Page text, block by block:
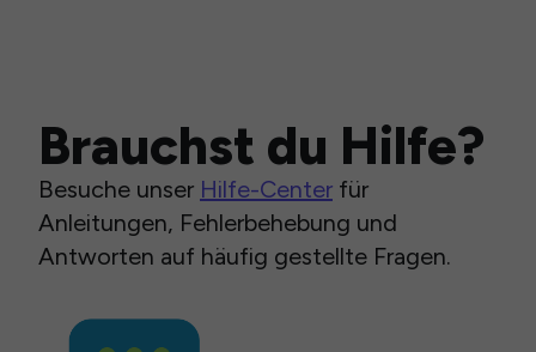
Brauchst du Hilfe?
Besuche unser Hilfe-Center für
Anleitungen, Fehlerbehebung und
Antworten auf häufig gestellte Fragen.